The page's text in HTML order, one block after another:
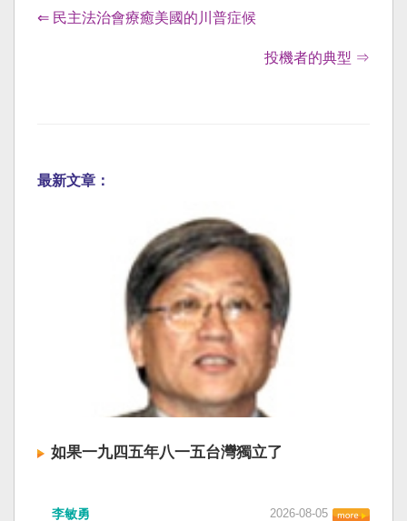
⇐ 民主法治會療癒美國的川普症候
投機者的典型 ⇒
最新文章：
如果一九四五年八一五台灣獨立了
李敏勇 2026-08-05